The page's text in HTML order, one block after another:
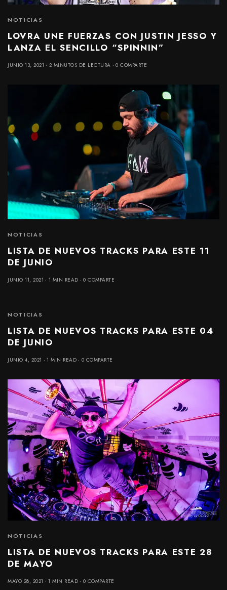
NOTICIAS
LOVRA UNE FUERZAS CON JUSTIN JESSO Y
LANZA EL SENCILLO “SPINNIN”
JUNIO 13, 2021 2 MINUTOS DE LECTURA 0 COMPARTE
NOTICIAS
LISTA DE NUEVOS TRACKS PARA ESTE 11
DE JUNIO
JUNIO 11, 2021 1 MIN READ 0 COMPARTE
NOTICIAS
LISTA DE NUEVOS TRACKS PARA ESTE 04
DE JUNIO
JUNIO 4, 2021 1 MIN READ 0 COMPARTE
NOTICIAS
LISTA DE NUEVOS TRACKS PARA ESTE 28
DE MAYO
MAYO 28, 2021 1 MIN READ 0 COMPARTE